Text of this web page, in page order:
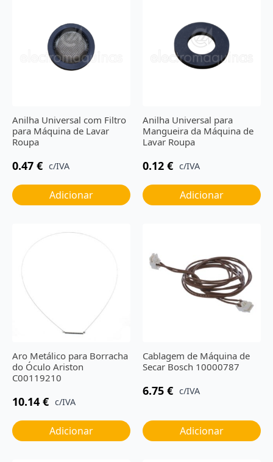
Anilha Universal com Filtro
para Máquina de Lavar
Roupa
0.47 € c/IVA
Adicionar
Anilha Universal para
Mangueira da Máquina de
Lavar Roupa
0.12 € c/IVA
Adicionar
Aro Metálico para Borracha
do Óculo Ariston
C00119210
10.14 € c/IVA
Adicionar
Cablagem de Máquina de
Secar Bosch 10000787
6.75 € c/IVA
Adicionar